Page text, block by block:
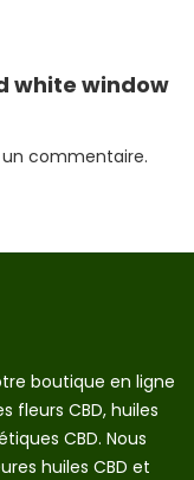
white window
commentaire.
boutique en ligne
fleurs CBD, huiles
CBD. Nous
huiles CBD et